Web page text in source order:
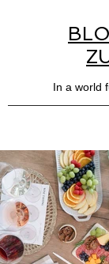
In a world